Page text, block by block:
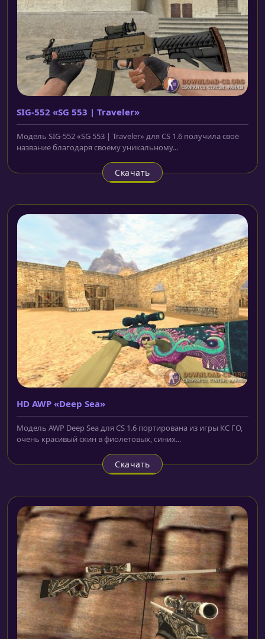
SIG-552 «SG 553 | Traveler»
Модель SIG-552 «SG 553 | Traveler» для CS 1.6 получила своё
название благодаря своему уникальному...
Скачать
HD AWP «Deep Sea»
Модель AWP Deep Sea для CS 1.6 портирована из игры КС ГО,
очень красивый скин в фиолетовых, синих...
Скачать